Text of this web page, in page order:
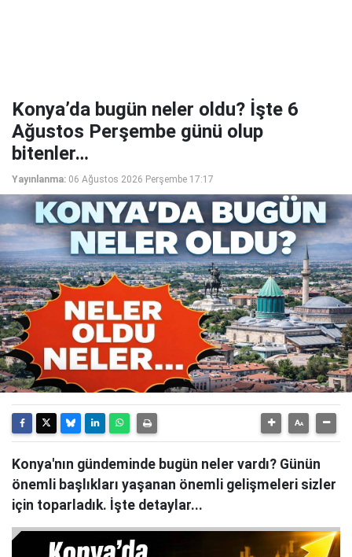
Konya’da bugün neler oldu? İşte 6
Ağustos Perşembe günü olup
bitenler…
Yayınlanma: 06 Ağustos 2026 Perşembe 17:17
Konya'nın gündeminde bugün neler vardı? Günün
önemli başlıkları yaşanan önemli gelişmeleri sizler
için toparladık. İşte detaylar...